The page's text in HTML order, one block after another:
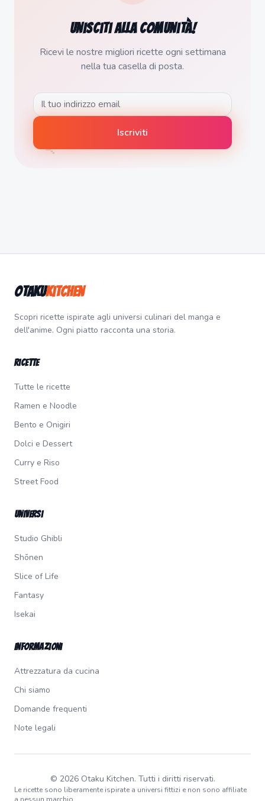
🍡
Unisciti alla comunità!
Ricevi le nostre migliori ricette ogni settimana
nella tua casella di posta.
Iscriviti
OtakuKitchen
Scopri ricette ispirate agli universi culinari del manga e
dell'anime. Ogni piatto racconta una storia.
Ricette
Tutte le ricette
Ramen e Noodle
Bento e Onigiri
Dolci e Dessert
Curry e Riso
Street Food
Universi
Studio Ghibli
Shōnen
Slice of Life
Fantasy
Isekai
Informazioni
Attrezzatura da cucina
Chi siamo
Domande frequenti
Note legali
© 2026 Otaku Kitchen. Tutti i diritti riservati.
Le ricette sono liberamente ispirate a universi fittizi e non sono affiliate